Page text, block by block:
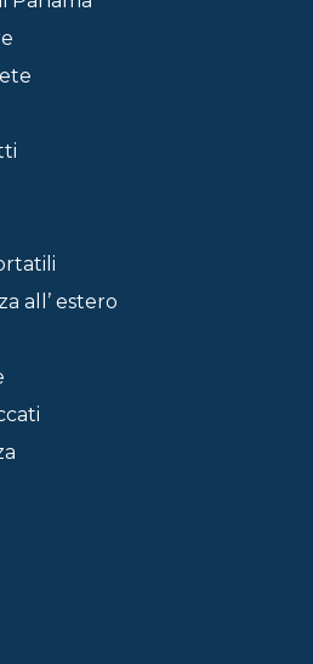
all’ estero